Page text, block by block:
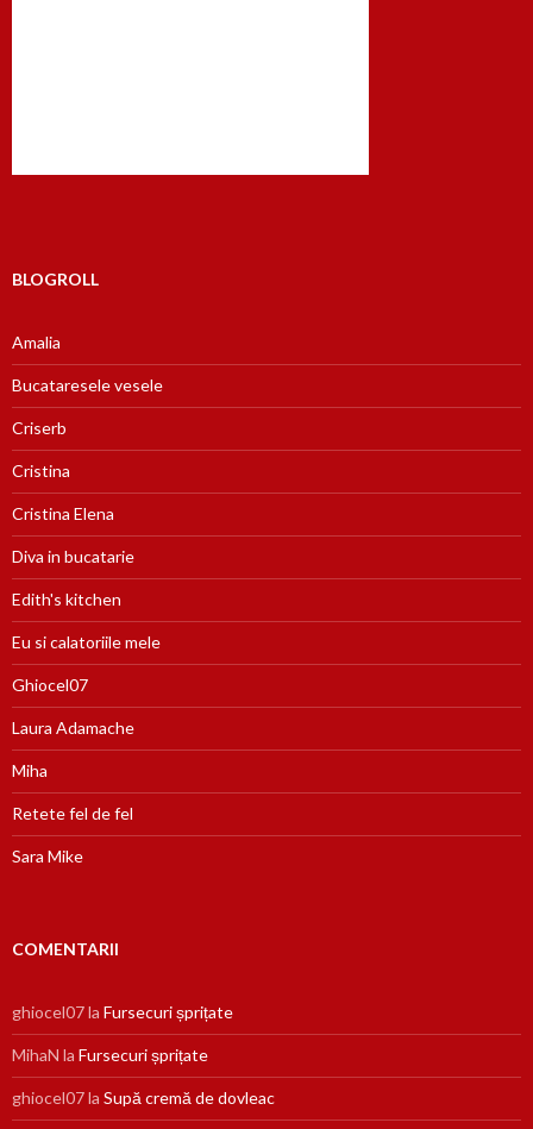
BLOGROLL
Amalia
Bucataresele vesele
Criserb
Cristina
Cristina Elena
Diva in bucatarie
Edith's kitchen
Eu si calatoriile mele
Ghiocel07
Laura Adamache
Miha
Retete fel de fel
Sara Mike
COMENTARII
ghiocel07la Fursecuri șprițate
MihaN la Fursecuri șprițate
ghiocel07la Supă cremă de dovleac